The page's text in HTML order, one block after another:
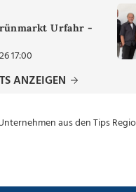
Urfahr -
17:00
ANZEIGEN